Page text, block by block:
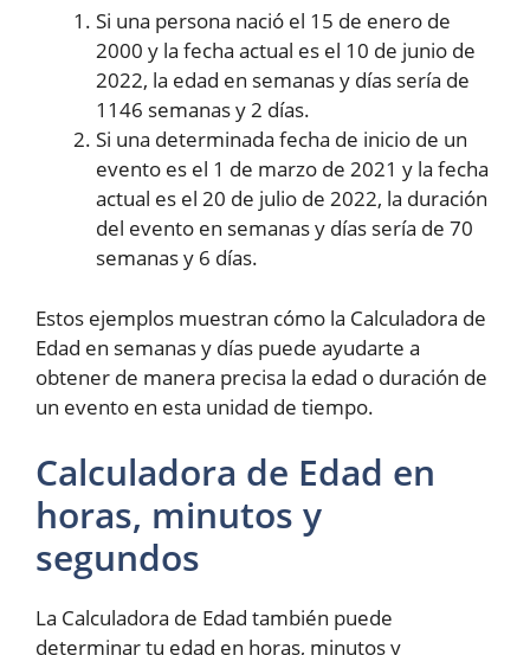
Si una persona nació el 15 de enero de
2000 y la fecha actual es el 10 de junio de
2022, la edad en semanas y días sería de
1146 semanas y 2 días.
Si una determinada fecha de inicio de un
evento es el 1 de marzo de 2021 y la fecha
actual es el 20 de julio de 2022, la duración
del evento en semanas y días sería de 70
semanas y 6 días.
Estos ejemplos muestran cómo la Calculadora de
Edad en semanas y días puede ayudarte a
obtener de manera precisa la edad o duración de
un evento en esta unidad de tiempo.
Calculadora de Edad en
horas, minutos y
segundos
La Calculadora de Edad también puede
determinar tu edad en horas, minutos y